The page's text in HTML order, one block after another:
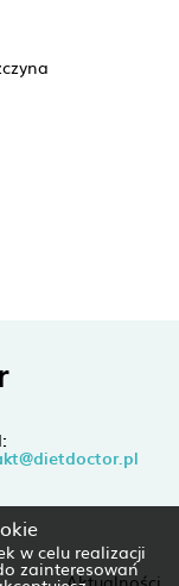
w celu realizacji
zainteresowań
Aktualności